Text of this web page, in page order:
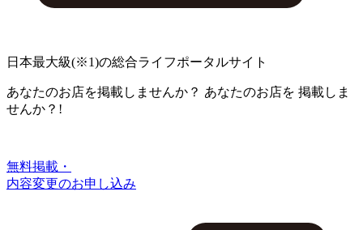
日本最大級(※1)の総合ライフポータルサイト
あなたのお店を掲載しませんか？ あなたのお店を 掲載しま
せんか？!
無料掲載・
内容変更のお申し込み